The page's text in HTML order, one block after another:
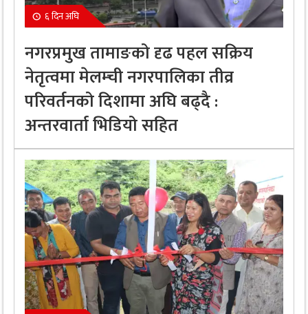
६ दिन अघि
नगरप्रमुख तामाङको दृढ पहल सक्रिय
नेतृत्वमा मेलम्ची नगरपालिका तीव्र
परिवर्तनको दिशामा अघि बढ्दै :
अन्तरवार्ता भिडियो सहित